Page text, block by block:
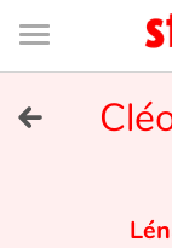
Connexion
Bibliothèque
de
page
Tester